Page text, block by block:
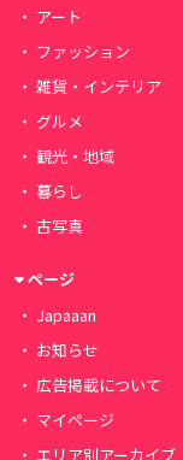
アート
ファッション
雑貨・インテリア
グルメ
観光・地域
暮らし
古写真
ページ
Japaaan
お知らせ
広告掲載について
マイページ
エリア別アーカイブ